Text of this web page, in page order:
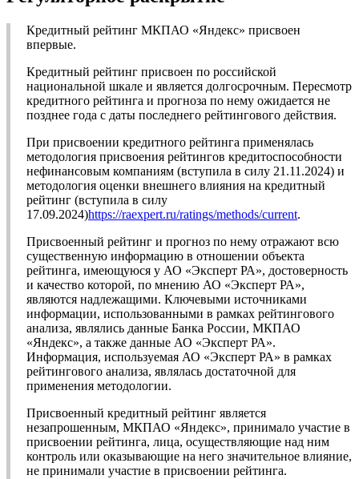
Кредитный рейтинг МКПАО «Яндекс» присвоен
впервые.
Кредитный рейтинг присвоен по российской
национальной шкале и является долгосрочным. Пересмотр
кредитного рейтинга и прогноза по нему ожидается не
позднее года с даты последнего рейтингового действия.
При присвоении кредитного рейтинга применялась
методология присвоения рейтингов кредитоспособности
нефинансовым компаниям (вступила в силу 21.11.2024) и
методология оценки внешнего влияния на кредитный
рейтинг (вступила в силу
17.09.2024)https://raexpert.ru/ratings/methods/current.
Присвоенный рейтинг и прогноз по нему отражают всю
существенную информацию в отношении объекта
рейтинга, имеющуюся у АО «Эксперт РА», достоверность
и качество которой, по мнению АО «Эксперт РА»,
являются надлежащими. Ключевыми источниками
информации, использованными в рамках рейтингового
анализа, являлись данные Банка России, МКПАО
«Яндекс», а также данные АО «Эксперт РА».
Информация, используемая АО «Эксперт РА» в рамках
рейтингового анализа, являлась достаточной для
применения методологии.
Присвоенный кредитный рейтинг является
незапрошенным, МКПАО «Яндекс», принимало участие в
присвоении рейтинга, лица, осуществляющие над ним
контроль или оказывающие на него значительное влияние,
не принимали участие в присвоении рейтинга.